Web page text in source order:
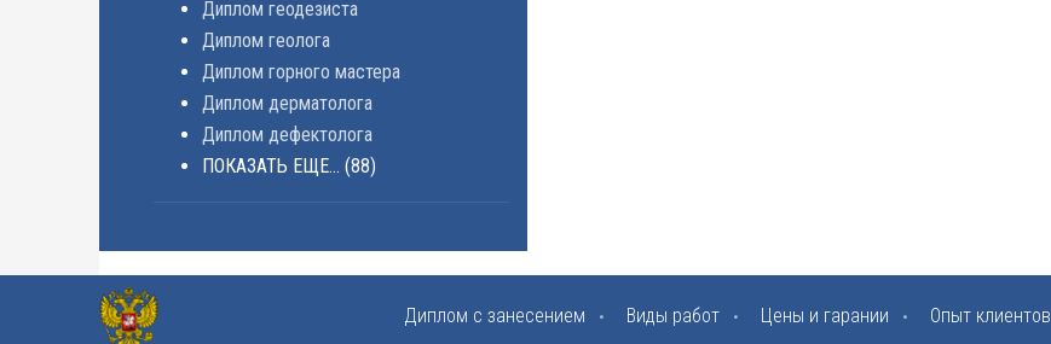
Диплом геодезиста
Диплом геолога
Диплом горного мастера
Диплом дерматолога
Диплом дефектолога
ПОКАЗАТЬ ЕЩЕ... (88)
Диплом с занесением Виды работ Цены и гарании Опыт клиентов